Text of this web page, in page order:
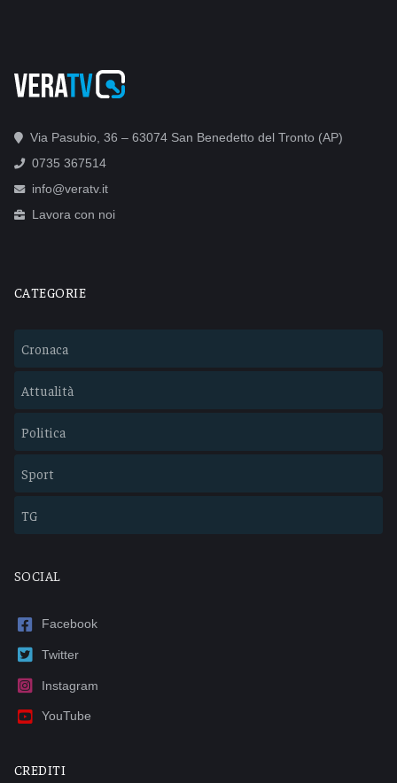
Via Pasubio, 36 – 63074 San Benedetto del Tronto (AP)
0735 367514
info@veratv.it
Lavora con noi
CATEGORIE
Cronaca
Attualità
Politica
Sport
TG
SOCIAL
Facebook
Twitter
Instagram
YouTube
CREDITI